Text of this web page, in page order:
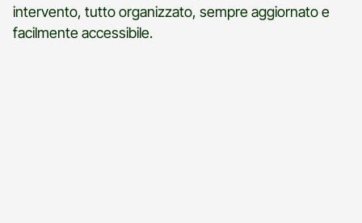
intervento, tutto organizzato, sempre aggiornato e
facilmente accessibile.